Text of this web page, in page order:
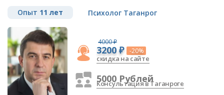
Опыт 11 лет Психолог Таганрог
4000 ₽
3200 ₽ -20%
скидка на сайте
5000 Рублей
Консультация в Таганроге